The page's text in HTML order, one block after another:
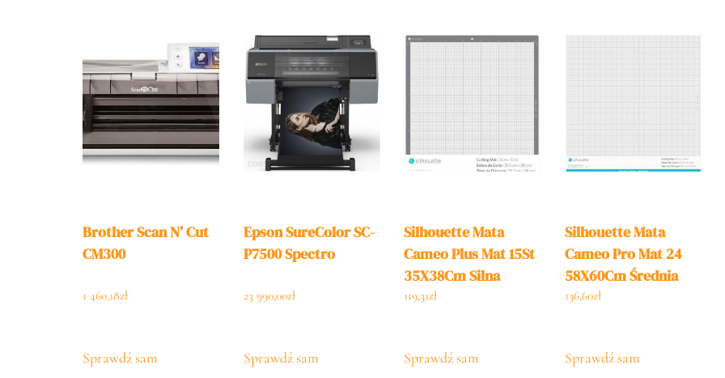
Brother Scan N’ Cut
CM300
1 460,18zł
Sprawdź sam
Epson SureColor SC-
P7500 Spectro
23 990,00zł
Sprawdź sam
Silhouette Mata
Cameo Plus Mat 15St
35X38Cm Silna
119,31zł
Sprawdź sam
Silhouette Mata
Cameo Pro Mat 24
58X60Cm Średnia
136,60zł
Sprawdź sam